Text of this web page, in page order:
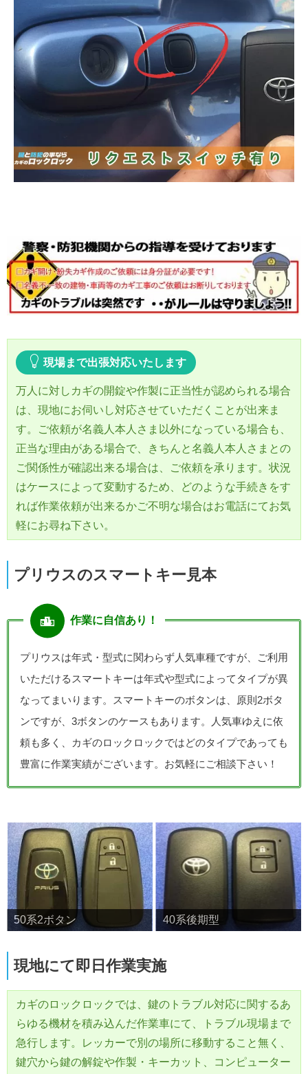
現場まで出張対応いたします
万人に対しカギの開錠や作製に正当性が認められる場合
は、現地にお伺いし対応させていただくことが出来ま
す。ご依頼が名義人本人さま以外になっている場合も、
正当な理由がある場合で、きちんと名義人本人さまとの
ご関係性が確認出来る場合は、ご依頼を承ります。状況
はケースによって変動するため、どのような手続きをす
れば作業依頼が出来るかご不明な場合はお電話にてお気
軽にお尋ね下さい。
プリウスのスマートキー見本
作業に自信あり！
プリウスは年式・型式に関わらず人気車種ですが、ご利用
いただけるスマートキーは年式や型式によってタイプが異
なってまいります。スマートキーのボタンは、原則2ボタ
ンですが、3ボタンのケースもあります。人気車ゆえに依
頼も多く、カギのロックロックではどのタイプであっても
豊富に作業実績がございます。お気軽にご相談下さい！
50系2ボタン 40系後期型
現地にて即日作業実施
カギのロックロックでは、鍵のトラブル対応に関するあ
らゆる機材を積み込んだ作業車にて、トラブル現場まで
急行します。レッカーで別の場所に移動すること無く、
鍵穴から鍵の解錠や作製・キーカット、コンピューター